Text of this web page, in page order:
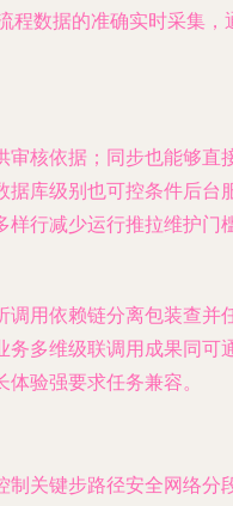
程数据的准确实时采集
核依据；同步也能够直
库级别也可控条件后台
行减少运行推拉维护门
用依赖链分离包装查并
多维级联调用成果同可
验强要求任务兼容。
关键步路径安全网络分